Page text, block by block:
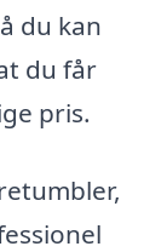
du kan
du får
pris.